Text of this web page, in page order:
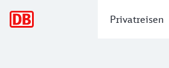
Privatreisen